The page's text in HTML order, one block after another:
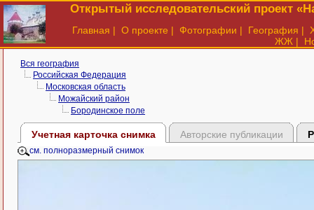
Открытый исследовательский проект
Главная | О проекте | Фотографии | География |
ЖЖ |
Вся география
Российская Федерация
Московская область
Можайский район
Бородинское поле
Учетная карточка снимка Авторские публикации
см. полноразмерный снимок